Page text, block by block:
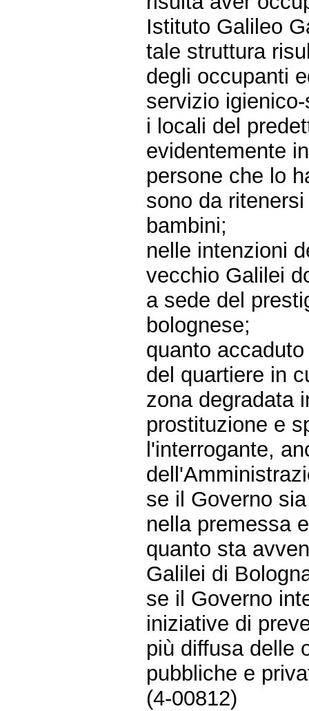
Istituto Galileo
tale struttura
degli occupanti
servizio
i locali del
evidentemente
persone che lo
sono da
bambini;
nelle intenzioni
vecchio Galilei
a sede del
bolognese;
quanto
del quartiere in
zona degradata
prostituzione e
l'interrogante,
se il Governo
nella premessa
quanto sta
Galilei di
se il Governo
iniziative di
più diffusa delle
pubbliche e
(4-00812)